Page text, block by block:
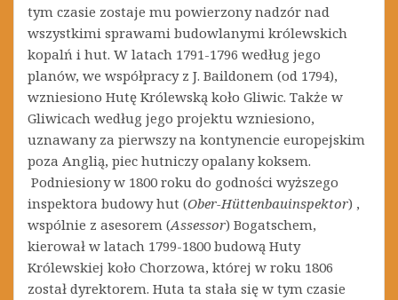
tym czasie zostaje mu powierzony nadzór nad
wszystkimi sprawami budowlanymi królewskich
kopalń i hut. W latach 1791-1796 według jego
planów, we współpracy z J. Baildonem (od 1794),
wzniesiono Hutę Królewską koło Gliwic. Także w
Gliwicach według jego projektu wzniesiono,
uznawany za pierwszy na kontynencie europejskim
poza Anglią, piec hutniczy opalany koksem.
Podniesiony w 1800 roku do godności wyższego
inspektora budowy hut (Ober-Hüttenbauinspektor) ,
wspólnie z asesorem (Assessor) Bogatschem,
kierował w latach 1799-1800 budową Huty
Królewskiej koło Chorzowa, której w roku 1806
został dyrektorem. Huta ta stała się w tym czasie